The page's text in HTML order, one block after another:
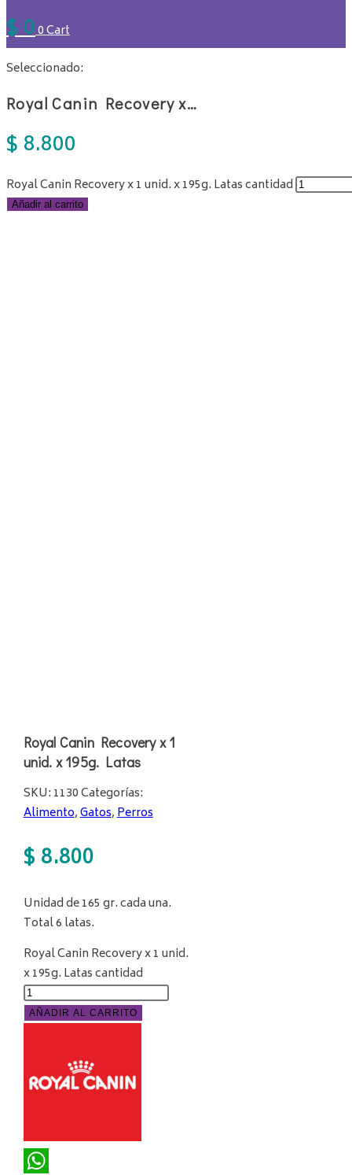
$00Cart
Seleccionado:
Royal Canin Recovery x…
$8.800
Royal Canin Recovery x 1 unid. x 195g. Latas cantidad
Añadir al carrito
Royal Canin Recovery x 1
unid. x 195g. Latas
SKU: 1130Categorías:
Alimento,Gatos,Perros
$8.800
Unidad de 165 gr. cada una.
Total 6 latas.
Royal Canin Recovery x 1 unid.
x 195g. Latas cantidad
AÑADIR AL CARRITO